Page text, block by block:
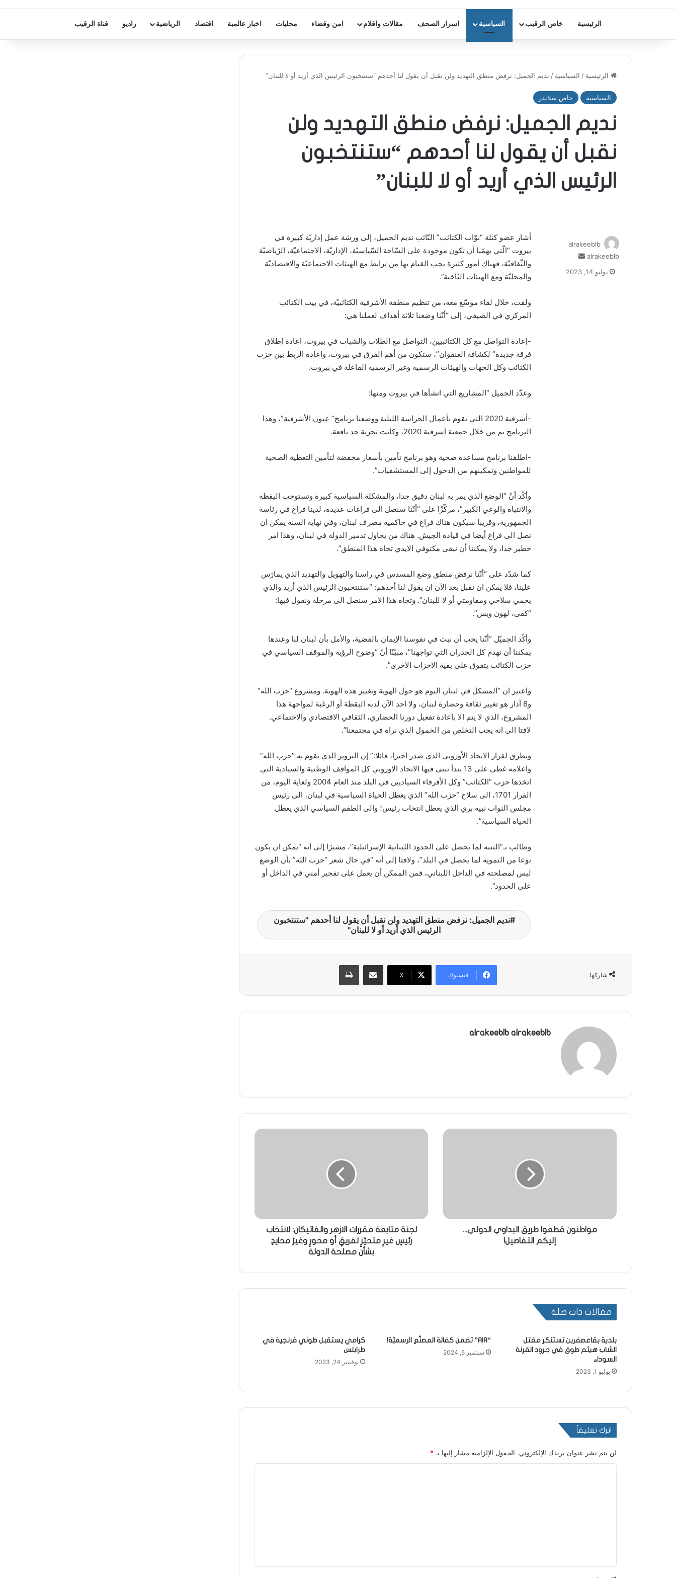
الرئيسية خاص الرقيب السياسية اسرار الصحف مقالات واقلام امن وقضاء محليات اخبار عالمية اقتصاد الرياضية راديو قناة الرقيب
الرئيسية / السياسية / نديم الجميل: نرفض منطق التهديد ولن نقبل أن يقول لنا أحدهم “ستنتخبون الرئيس الذي أريد أو لا للبنان”
السياسية خاص سلايدر
نديم الجميل: نرفض منطق التهديد ولن
نقبل أن يقول لنا أحدهم “ستنتخبون
الرئيس الذي أريد أو لا للبنان”
أشار عضو كتلة “نوّاب الكتائب” النّائب نديم الجميل، إلى ورشة عمل إداريّة كبيرة في
بيروت “الّتي يهمّنا أن تكون موجودة على السّاحة السّياسيّة، الإداريّة، الاجتماعيّة، الرّياضيّة
والثّقافيّة، فهناك أمور كثيرة يجب القيام بها من ترابط مع الهيئات الاجتماعيّة والاقتصاديّة
والمحليّة ومع الهيئات النّاخبة”.
ولفت، خلال لقاء موسّع معه، من تنظيم منطقة الأشرفية الكتائبيّة، في بيت الكتائب
المركزي في الصيفي، إلى “أنّنا وضعنا ثلاثة أهداف لعملنا هي:
-إعادة التواصل مع كل الكتائبيين، التواصل مع الطلاب والشباب في بيروت، اعادة إطلاق
فرقة جديدة” لكشافة العنفوان”، ستكون من أهم الفرق في بيروت، واعادة الربط بين حزب
الكتائب وكل الجهات والهيئات الرسمية وغير الرسمية الفاعلة في بيروت.
وعدّد الجميل “المشاريع التي انشأها في بيروت ومنها:
-أشرفية 2020 التي تقوم بأعمال الحراسة الليلية ووضعنا برنامج” عيون الأشرفية”، وهذا
البرنامج تم من خلال جمعية أشرفية 2020، وكانت تجربة جد نافعة.
-اطلقنا برنامج مساعدة صحية وهو برنامج تأمين بأسعار مخفضة لتأمين التغطية الصحية
للمواطنين وتمكينهم من الدخول إلى المستشفيات”.
وأكّد أنّ “الوضع الذي يمر به لبنان دقيق جدا، والمشكلة السياسية كبيرة وتستوجب اليقظة
والانتباه والوعي الكبير”، مركّزًا على “أنّنا سنصل الى فراغات عديدة، لدينا فراغ في رئاسة
الجمهورية، وقريبا سيكون هناك فراغ في حاكمية مصرف لبنان، وفي نهاية السنة يمكن ان
نصل الى فراغ أيضا في قيادة الجيش. هناك من يحاول تدمير الدولة في لبنان، وهذا امر
خطير جدا، ولا يمكننا أن نبقى مكتوفي الايدي تجاه هذا المنطق”.
كما شدّد على “أنّنا نرفض منطق وضع المسدس في راسنا والتهويل والتهديد الذي يمارَس
علينا، فلا يمكن ان نقبل بعد الآن ان يقول لنا أحدهم: “ستنتخبون الرئيس الذي أريد والذي
يحمي سلاحي ومقاومتي أو لا للبنان”. وتجاه هذا الأمر سنصل الى مرحلة ونقول فيها:
“كفى، لهون وبس”.
وأكّد الجميّل “أنّنا يجب أن نبث في نفوسنا الإيمان بالقضية، والأمل بأن لبنان لنا وعندها
يمكننا أن نهدم كل الجدران التي تواجهنا”، مبيّنًا أنّ “وضوح الرؤية والموقف السياسي في
حزب الكتائب يتفوق على بقية الاحزاب الأخرى”.
واعتبر ان “المشكل في لبنان اليوم هو حول الهوية وتغيير هذه الهوية. ومشروع “حزب الله”
و8 آذار هو تغيير ثقافة وحضارة لبنان، ولا احد الآن لديه اليقظة أو الرغبة لمواجهة هذا
المشروع، الذي لا يتم الا باعادة تفعيل دورنا الحضاري، الثقافي الاقتصادي والاجتماعي.
لافتا الى انه يجب التخلص من الخمول الذي نراه في مجتمعنا”.
وتطرق لقرار الاتحاد الأوروبي الذي صدر اخيرا، قائلا:” إن التزوير الذي يقوم به “حزب الله”
واعلامه غطى على 13 بنداً تبنى فيها الاتحاد الاوروبي كل المواقف الوطنية والسيادية التي
اتخذها حزب “الكتائب” وكل الأفرقاء السياديين في البلد منذ العام 2004 ولغاية اليوم، من
القرار 1701، الى سلاح “حزب الله” الذي يعطل الحياة السياسية في لبنان، الى رئيس
مجلس النواب نبيه بري الذي يعطل انتخاب رئيس؛ والى الطقم السياسي الذي يعطل
الحياة السياسية”.
وطالب بـ”التنبه لما يحصل على الحدود اللبنانية الإسرائيلية”، مشيرًا إلى أنه “يمكن ان يكون
نوعا من التمويه لما يحصل في البلد”، ولافتا إلى أنه “في حال شعر “حزب الله” بأن الوضع
ليس لمصلحته في الداخل اللبناني، فمن الممكن أن يعمل على تفجير أمني في الداخل أو
على الحدود”.
نديم الجميل: نرفض منطق التهديد ولن نقبل أن يقول لنا أحدهم "ستنتخبون
الرئيس الذي أريد أو لا للبنان"
alrakeeblb
alrakeeblb
يوليو 14, 2023
شاركها فيسبوك X
alrakeeblb alrakeeblb
مواطنون قطعوا طريق البداوي الدولي...
إليكم التفاصيل!
لجنة متابعة مقررات الازهر والفاتيكان: لانتخاب
رئيسٍ غيرِ متحيّزٍ لفريقٍ أو محورٍ وغيرُ محايدٍ
بشأن مصلحة الدولة
مقالات ذات صلة
بلدية بقاعصفرين تستنكر مقتل
الشاب هيثم طوق في جرود القرنة
السوداء
يوليو 1, 2023
“AIA” تضمن كفالة المصنّع الرسميّة!
سبتمبر 5, 2024
كرامي يستقبل طوني فرنجية في
طرابلس
نوفمبر 24, 2023
اترك تعليقاً
لن يتم نشر عنوان بريدك الإلكتروني. الحقول الإلزامية مشار إليها بـ *